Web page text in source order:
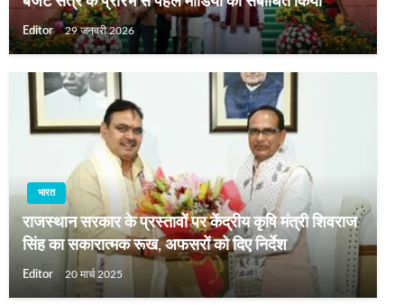
Editor 29 जनवरी 2026
भारत
राजस्थान सरकार के प्रस्तावों पर केंद्रीय कृषि मंत्री शिवराज
सिंह का सकारात्मक रूख, अफसरों को दिए निर्देश
Editor 20 मार्च 2025